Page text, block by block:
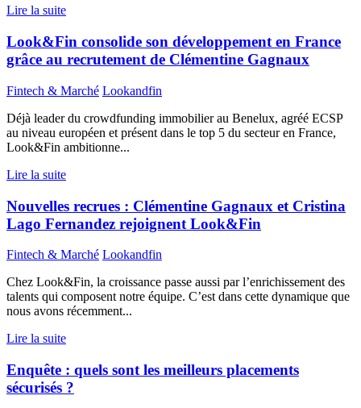
Lire la suite
Look&Fin consolide son développement en France
grâce au recrutement de Clémentine Gagnaux
Fintech & Marché Lookandfin
Déjà leader du crowdfunding immobilier au Benelux, agréé ECSP
au niveau européen et présent dans le top 5 du secteur en France,
Look&Fin ambitionne...
Lire la suite
Nouvelles recrues : Clémentine Gagnaux et Cristina
Lago Fernandez rejoignent Look&Fin
Fintech & Marché Lookandfin
Chez Look&Fin, la croissance passe aussi par l’enrichissement des
talents qui composent notre équipe. C’est dans cette dynamique que
nous avons récemment...
Lire la suite
Enquête : quels sont les meilleurs placements
sécurisés ?